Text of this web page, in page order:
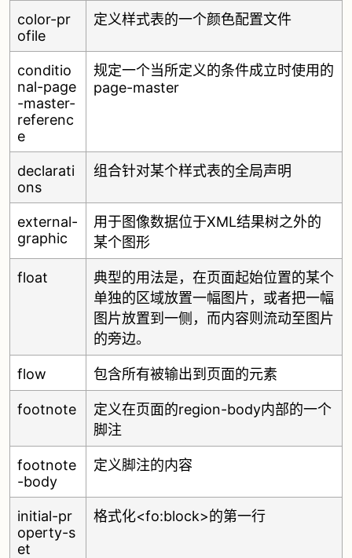
color-pr
ofile
定义样式表的一个颜色配置文件
conditio
nal-page
-master-
referenc
e
规定一个当所定义的条件成立时使用的
page-master
declarati
ons
组合针对某个样式表的全局声明
external-
graphic
用于图像数据位于XML结果树之外的
某个图形
float
典型的用法是，在页面起始位置的某个
单独的区域放置一幅图片，或者把一幅
图片放置到一侧，而内容则流动至图片
的旁边。
flow 包含所有被输出到页面的元素
footnote
定义在页面的region-body内部的一个
脚注
footnote
-body
定义脚注的内容
initial-pr
operty-s
et
格式化<fo:block>的第一行